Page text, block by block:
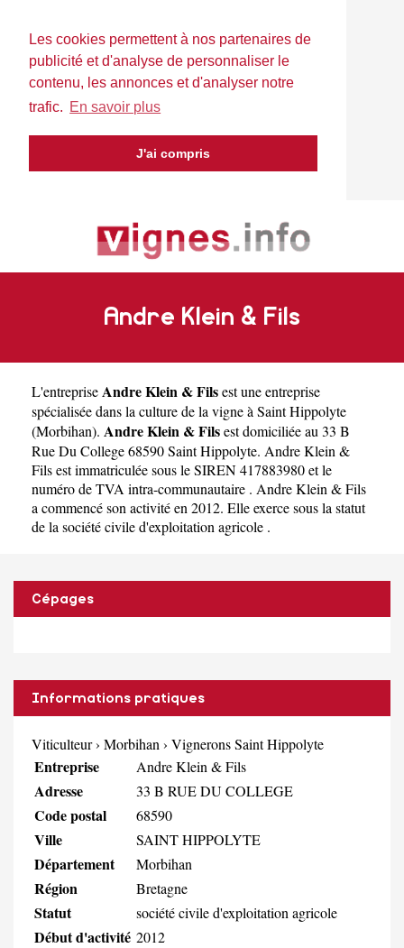
Les cookies permettent à nos partenaires de
publicité et d'analyse de personnaliser le
contenu, les annonces et d'analyser notre
trafic. En savoir plus
J'ai compris
Andre Klein & Fils
L'entrepriseAndre Klein & Filsest uneentreprise
spécialisée dans la culture de la vigne à Saint Hippolyte
(Morbihan). Andre Klein & Filsest domiciliée au 33 B
Rue Du College 68590 Saint Hippolyte. Andre Klein &
Fils est immatriculée sous le SIREN 417883980 et le
numéro de TVA intra-communautaire . Andre Klein & Fils
a commencé son activité en 2012. Elle exerce sous la statut
de la société civile d'exploitation agricole .
Cépages
Informations pratiques
Viticulteur› Morbihan › Vignerons Saint Hippolyte
Entreprise Andre Klein & Fils
Adresse 33 B RUE DU COLLEGE
Code postal 68590
Ville SAINT HIPPOLYTE
Département Morbihan
Région Bretagne
Statut société civile d'exploitation agricole
Début d'activité 2012